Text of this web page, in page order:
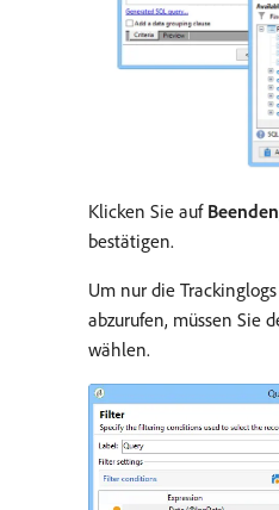
Klicken Sie auf Beenden
bestätigen.
Um nur die
abzurufen, müssen Sie
wählen.